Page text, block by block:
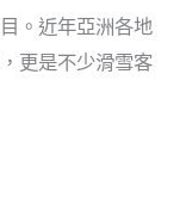
。近年亞洲各地
更是不少滑雪客